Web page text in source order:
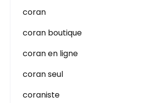
coran
coran boutique
coran en ligne
coran seul
coraniste